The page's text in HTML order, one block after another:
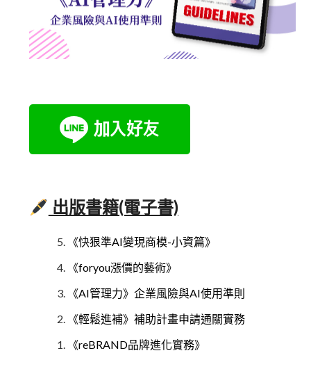
出版書籍(電子書)
《快狠準AI變現商模-小資篇》
《foryou漲價的藝術》
《AI管理力》企業風險與AI使用準則
《輕鬆進補》補助計畫申請通關實務
《reBRAND品牌進化實務》